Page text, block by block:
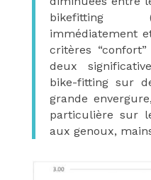
bikefitting
immédiatement
critères
deux
bike-fitting sur
grande
particulière sur
aux genoux,